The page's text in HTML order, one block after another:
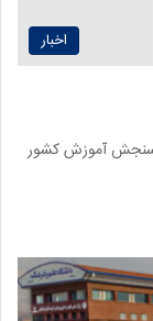
اخبار
سنجش آموزش کشور